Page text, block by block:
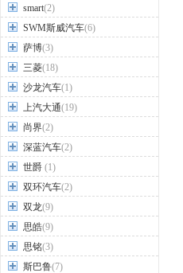
smart(2)
SWM斯威汽车(6)
萨博(3)
三菱(18)
沙龙汽车(1)
上汽大通(19)
尚界(2)
深蓝汽车(2)
世爵 (1)
双环汽车(2)
双龙(9)
思皓(9)
思铭(3)
斯巴鲁(7)